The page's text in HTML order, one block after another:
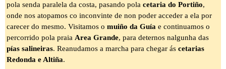
pola senda paralela da costa, pasando pola cetaria do Portiño,
onde nos atopamos co inconvinte de non poder acceder a ela por
carecer do mesmo. Visitamos o muiño da Guía e continuamos o
percorrido pola praia Area Grande, para deternos nalgunha das
pías salineiras. Reanudamos a marcha para chegar ás cetarias
Redonda e Altiña.